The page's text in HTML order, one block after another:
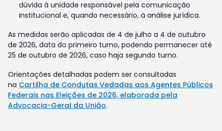
dúvida à unidade responsável pela comunicação
institucional e, quando necessário, à análise jurídica.
As medidas serão aplicadas de 4 de julho a 4 de outubro
de 2026, data do primeiro turno, podendo permanecer até
25 de outubro de 2026, caso haja segundo turno.
Orientações detalhadas podem ser consultadas
na Cartilha de Condutas Vedadas aos Agentes Públicos
Federais nas Eleições de 2026, elaborada pela
Advocacia-Geral da União.